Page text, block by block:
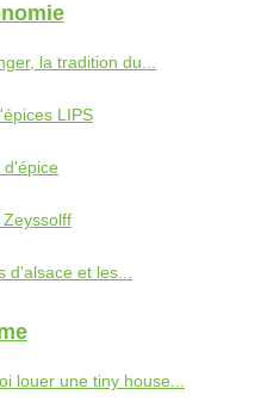
la tradition du...
LIPS
d'épice
Zeyssolff
d'alsace et les...
louer une tiny house...